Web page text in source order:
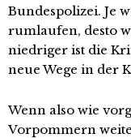
Bundespolizei. Je
rumlaufen, desto
niedriger ist die
neue Wege in der
Wenn also wie
Vorpommern